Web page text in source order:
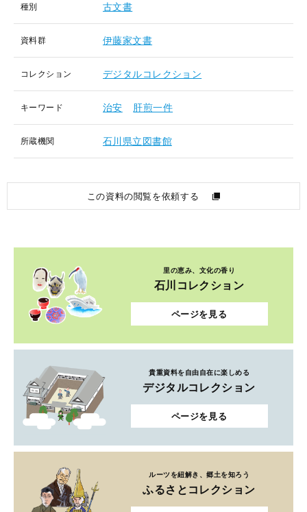
種別 古文書
資料群 伊藤家文書
コレクション デジタルコレクション
キーワード 治安 肝煎一件
所蔵機関 石川県立図書館
この資料の閲覧を依頼する
里の恵み、文化の香り
石川コレクション
ページを見る
貴重資料を自由自在に楽しめる
デジタルコレクション
ページを見る
ルーツを紐解き、郷土を知ろう
ふるさとコレクション